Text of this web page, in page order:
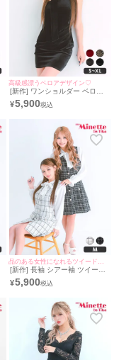
高級感漂うベロアデザイン♡
[新作] ワンショルダー ベロア
黒 タイトドレス (みのり着
用/S~XLサイズ対応) |
¥5,900
[新作] 長袖 シアー袖 ツイード
リボン 膝丈 フレアドレス (み
のり・ねおん着用/Mサイズ対
¥5,900